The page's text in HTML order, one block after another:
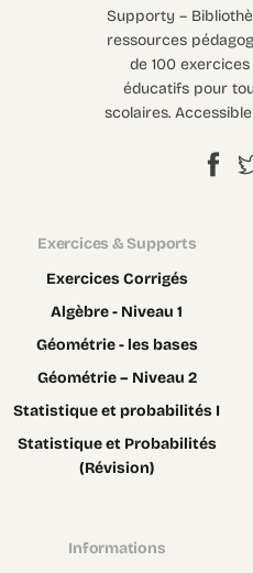
Supporty –
ressources
de 100
éducatifs pour
scolaires.
Exercices & Supports
Exercices Corrigés
Algèbre - Niveau 1
Géométrie - les bases
Géométrie – Niveau 2
Statistique et probabilités I
Statistique et Probabilités
(Révision)
Informations